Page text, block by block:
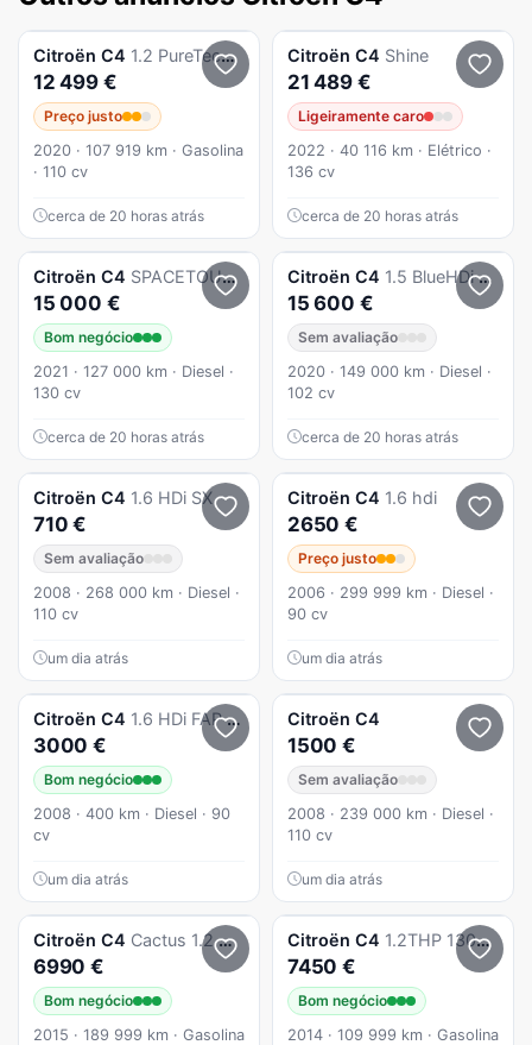
Citroën C4 1.2 PureTech Feel Business
12 499 €
Preço justo
2020 · 107 919 km · Gasolina
· 110 cv
cerca de 20 horas atrás
Citroën C4 Shine
21 489 €
Ligeiramente caro
2022 · 40 116 km · Elétrico ·
136 cv
cerca de 20 horas atrás
Citroën C4 SPACETOURER
15 000 €
Bom negócio
2021 · 127 000 km · Diesel ·
130 cv
cerca de 20 horas atrás
Citroën C4 1.5 BlueHDi Feel Pack
15 600 €
Sem avaliação
2020 · 149 000 km · Diesel ·
102 cv
cerca de 20 horas atrás
Citroën C4 1.6 HDi SX
710 €
Sem avaliação
2008 · 268 000 km · Diesel ·
110 cv
um dia atrás
Citroën C4 1.6 hdi
2650 €
Preço justo
2006 · 299 999 km · Diesel ·
90 cv
um dia atrás
Citroën C4 1.6 HDi FAP Advance
3000 €
Bom negócio
2008 · 400 km · Diesel · 90
cv
um dia atrás
Citroën C4
1500 €
Sem avaliação
2008 · 239 000 km · Diesel ·
110 cv
um dia atrás
Citroën C4 Cactus 1.2 Nacional
6990 €
Bom negócio
2015 · 189 999 km · Gasolina
Citroën C4 1.2THP 130cv 100.000km 10/2014
7450 €
Bom negócio
2014 · 109 999 km · Gasolina